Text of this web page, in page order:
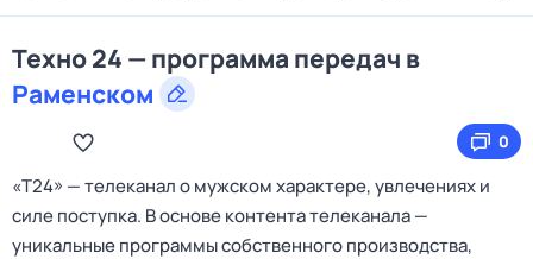
Техно 24 — программа передач в
Раменском
0
«Т24» — телеканал о мужском характере, увлечениях и
силе поступка. В основе контента телеканала —
уникальные программы собственного производства,